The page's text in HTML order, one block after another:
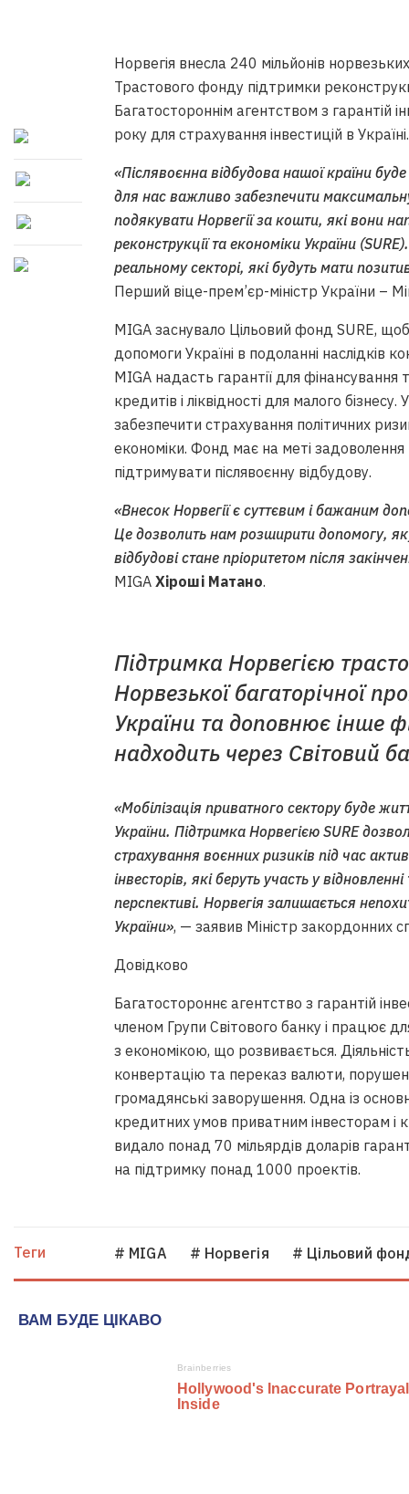
Норвегія внесла 240 мільйонів
Трастового фонду підтримки
Багатостороннім агентством з гарантій
року для страхування інвестицій в
«Післявоєнна відбудова нашої країни
для нас важливо забезпечити
подякувати Норвегії за кошти, які вони
реконструкції та економіки України
реальному секторі, які будуть мати
Перший віце-прем’єр-міністр України –
MIGA заснувало Цільовий фонд SURE,
допомоги Україні в подоланні наслідків
MIGA надасть гарантії для фінансування
кредитів і ліквідності для малого
забезпечити страхування політичних
економіки. Фонд має на меті задоволення
підтримувати післявоєнну відбудову.
«Внесок Норвегії є суттєвим і бажаним
Це дозволить нам розширити допомогу,
відбудові стане пріоритетом після
MIGA Хіроші Матано.
Підтримка Норвегією
Норвезької багаторічної
України та доповнює інше
надходить через Світовий
«Мобілізація приватного сектору буде
України. Підтримка Норвегією SURE
страхування воєнних ризиків під час
інвесторів, які беруть участь у
перспективі. Норвегія залишається
України», — заявив Міністр закордонних
Довідково
Багатостороннє агентство з гарантій
членом Групи Світового банку і працює
з економікою, що розвивається.
конвертацію та переказ валюти,
громадянські заворушення. Одна із
кредитних умов приватним інвесторам
видало понад 70 мільярдів доларів
на підтримку понад 1000 проектів.
Теги # MIGA # Норвегія # Цільовий